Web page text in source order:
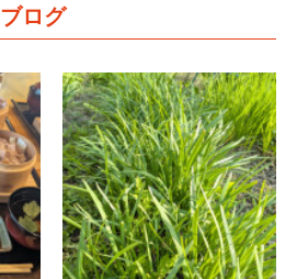
ログ